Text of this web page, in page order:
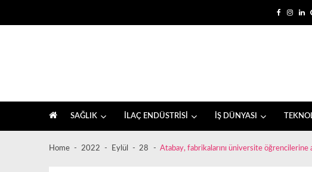
navigation
content
SAĞLIK İLAÇ ENDÜSTRİSİ İŞ DÜNYASI
Home 2022 Eylül 28 Atabay, fabrikalarını üniversite öğrencilerine